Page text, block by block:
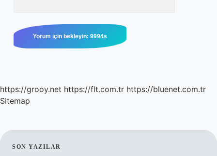
https://grooy.net https://flt.com.tr https://bluenet.com.tr
Sitemap
SON YAZILAR